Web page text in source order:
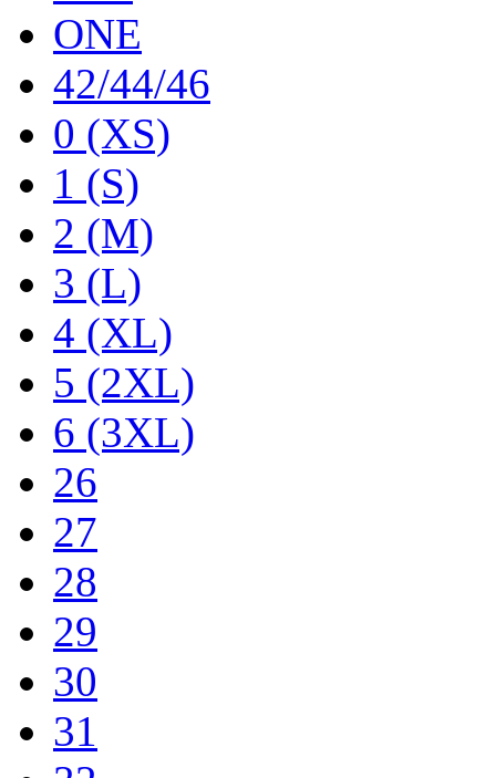
ONE
42/44/46
0 (XS)
1 (S)
2 (M)
3 (L)
4 (XL)
5 (2XL)
6 (3XL)
26
27
28
29
30
31